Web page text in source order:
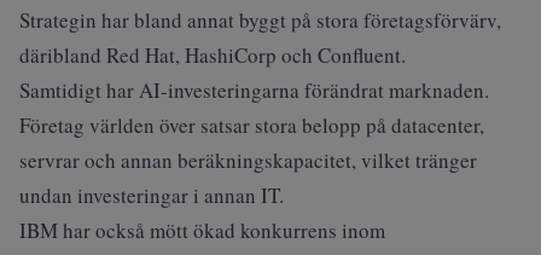
Strategin har bland annat byggt på stora företagsförvärv,
däribland Red Hat, HashiCorp och Confluent.
Samtidigt har AI-investeringarna förändrat marknaden.
Företag världen över satsar stora belopp på datacenter,
servrar och annan beräkningskapacitet, vilket tränger
undan investeringar i annan IT.
IBM har också mött ökad konkurrens inom